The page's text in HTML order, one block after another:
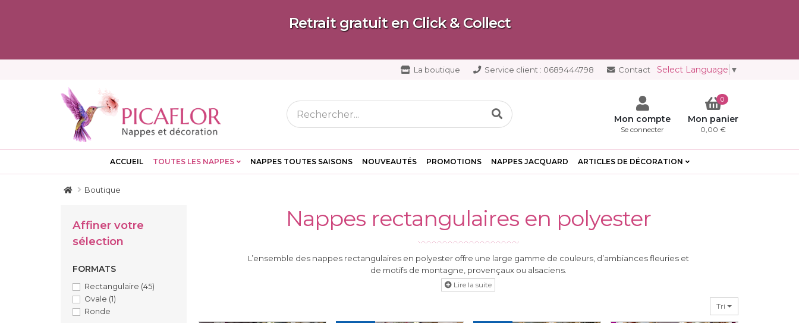
Retrait gratuit en Click & Collect
Select Language ▼
La boutique Service client : 0689444798 Contact
Mon compte
Se connecter
0
Mon panier
0,00 €
ACCUEIL TOUTES LES NAPPES NAPPES TOUTES SAISONS NOUVEAUTÉS PROMOTIONS NAPPES JACQUARD ARTICLES DE DÉCORATION
Boutique
Nappes rectangulaires en polyester
L’ensemble des nappes rectangulaires en polyester offre une large gamme de couleurs, d’ambiances fleuries et
de motifs de montagne, provençaux ou alsaciens.
Picaflor propose effectivement un très grand choix de nappes rectangulaires provençales en polyester : un
rendez-vous de lumière et de couleurs du Sud de la France pour vos espaces de repas.
Tri
Affiner votre
sélection
FORMATS
Rectangulaire (45)
Ovale (1)
Ronde